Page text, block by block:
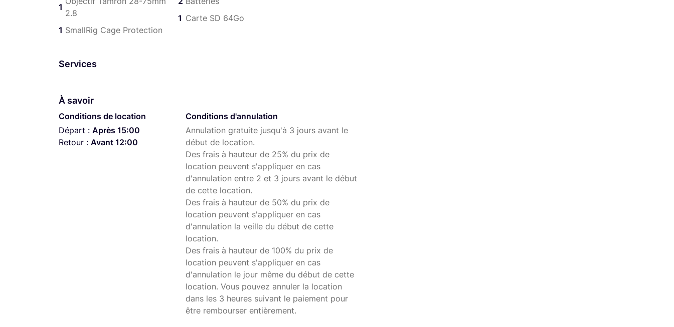
1
2.8
1 SmallRig Cage Protection
1 Carte SD 64Go
Services
À savoir
Conditions de location
Départ : Après 15:00
Retour : Avant 12:00
Conditions d'annulation
Annulation gratuite jusqu'à 3 jours avant le
début de location.
Des frais à hauteur de 25% du prix de
location peuvent s'appliquer en cas
d'annulation entre 2 et 3 jours avant le début
de cette location.
Des frais à hauteur de 50% du prix de
location peuvent s'appliquer en cas
d'annulation la veille du début de cette
location.
Des frais à hauteur de 100% du prix de
location peuvent s'appliquer en cas
d'annulation le jour même du début de cette
location. Vous pouvez annuler la location
dans les 3 heures suivant le paiement pour
être rembourser entièrement.